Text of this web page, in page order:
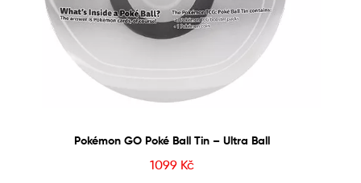
Pokémon GO Poké Ball Tin – Ultra Ball
1099 Kč